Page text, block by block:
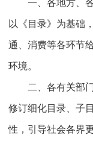
一、各地方、各
以《目录》为基础
通、消费等各环节
环境。
二、各有关部门
修订细化目录、子
性，引导社会各界